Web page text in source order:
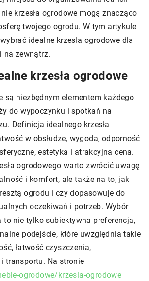
krzesła ogrodowe mogą znacząco
twojego ogrodu. W tym artykule
idealne krzesła ogrodowe dla
na zewnątrz.
krzesła ogrodowe
są niezbędnym elementem każdego
do wypoczynku i spotkań na
Definicja idealnego krzesła
w obsłudze, wygoda, odporność
estetyka i atrakcyjna cena.
ogrodowego warto zwrócić uwagę
i komfort, ale także na to, jak
ogrodu i czy dopasowuje do
oczekiwań i potrzeb. Wybór
to nie tylko subiektywna preferencja,
podejście, które uwzględnia takie
łatwość czyszczenia,
transportu. Na stronie
ogrodowe/krzesla-ogrodowe